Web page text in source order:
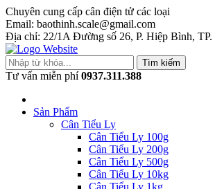
Chuyên cung cấp cân điện tử các loại
Email: baothinh.scale@gmail.com
Địa chỉ: 22/1A Đường số 26, P. Hiệp Bình,
Tìm kiếm
Tư vấn miễn phí 0937.311.388
Sản Phẩm
Cân Tiểu Ly
Cân Tiểu Ly 100g
Cân Tiểu Ly 200g
Cân Tiểu Ly 500g
Cân Tiểu Ly 10kg
Cân Tiểu Ly 1kg